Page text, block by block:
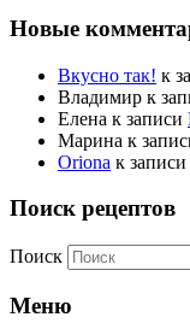
Новые
Вкусно так! к
Владимир к
Елена к записи
Марина к
Oriona к записи
Поиск рецептов
Поиск
Меню